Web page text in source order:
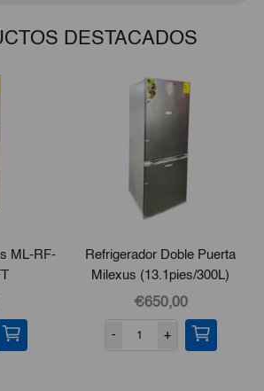
DESTACADOS
ML-RF-
Refrigerador Doble Puerta
Milexus (13.1pies/300L)
€650,00
- +